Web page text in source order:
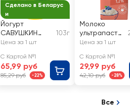
Сделано в Беларус
и
Йогурт
САВУШКИН
Суперкид
конфеты с
топпером 2%,
без змж
103г
Цена за 1 шт
С Картой №1
65,99 руб
85,29 руб -22%
Молоко
ультрапасте
ризованное
детей
БОЛЬШАЯ
КРУЖКА 3,2%,
Цена за 1 шт
С Картой №1
29,99 руб
42,10 руб -28%
Все